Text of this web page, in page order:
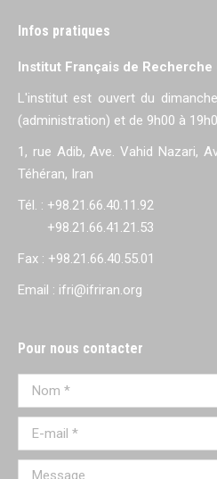
Infos pratiques
Institut Français de Recherche
L'institut est ouvert du
(administration) et de 9h00 à
1, rue Adib, Ave. Vahid Nazari,
Téhéran, Iran
Tél. : +98.21.66.40.11.92
+98.21.66.41.21.53
Fax : +98.21.66.40.55.01
Email : ifri@ifriran.org
Pour nous contacter
Nom *
E-mail *
Message